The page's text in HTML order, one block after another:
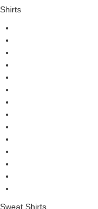
Shirts
Sweat Shirts